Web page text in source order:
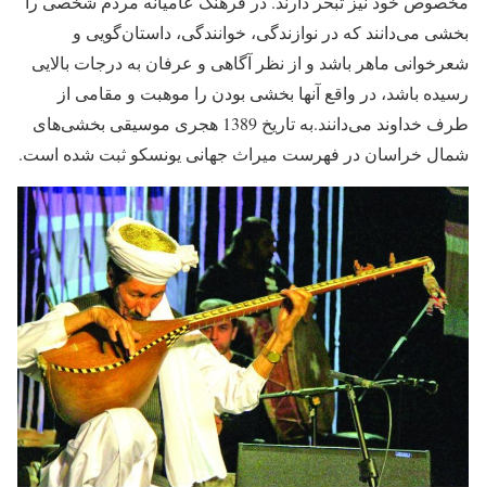
بخشی می‌دانند که در نوازندگی، خوانندگی، داستان‌گویی و
شعرخوانی ماهر باشد و از نظر آگاهی و عرفان به درجات بالایی
رسیده باشد، در واقع آنها بخشی بودن را موهبت و مقامی از
طرف خداوند می‌دانند.به تاریخ 1389 هجری موسیقی بخشی‌های
شمال خراسان در فهرست میراث جهانی یونسکو ثبت شده است.